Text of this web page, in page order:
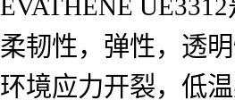
EVATHENE
柔韧性，弹性，透
环境应力开裂，低温